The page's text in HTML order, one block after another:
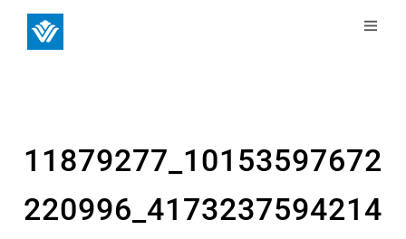
11879277_10153597672
220996_4173237594214